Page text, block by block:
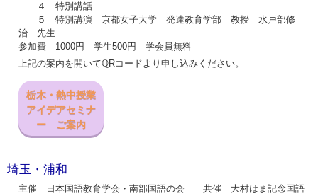
４ 特別講話
５ 特別講演 京都女子大学 発達教育学部 教授 水戸部修
治 先生
参加費 1000円 学生500円 学会員無料
上記の案内を開いてℚRコードより申し込みください。
栃木・熱中授業
アイデアセミナ
ー ご案内
埼玉・浦和
主催 日本国語教育学会・南部国語の会 共催 大村はま記念国語